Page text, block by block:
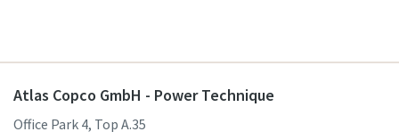
Atlas Copco GmbH - Power Technique
Office Park 4, Top A.35